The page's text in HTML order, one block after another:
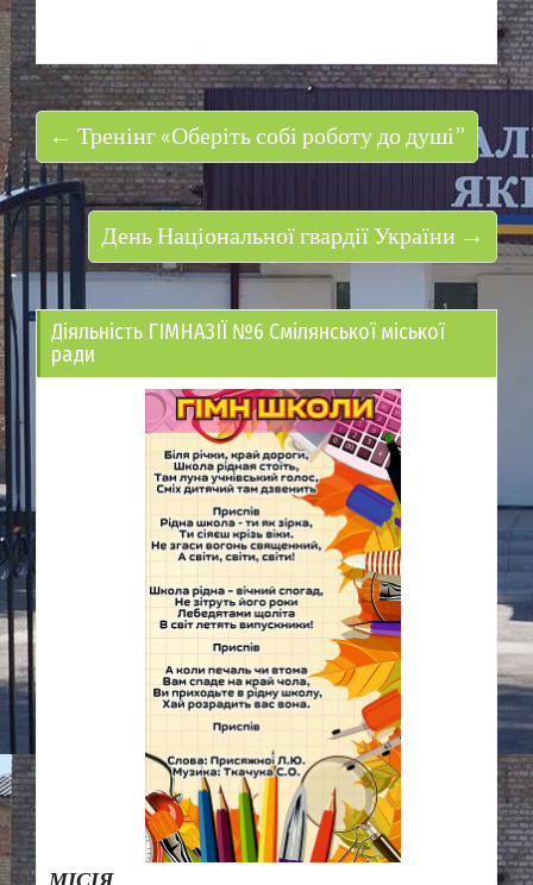
← Тренінг «Оберіть собі роботу до душі”
День Національної гвардії України →
Діяльність ГІМНАЗІЇ №6 Смілянської міської
ради
МІСІЯ